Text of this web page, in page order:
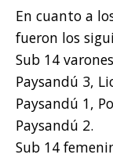
En cuanto a
fueron los
Sub 14
Paysandú 3,
Paysandú 1,
Paysandú 2.
Sub 14